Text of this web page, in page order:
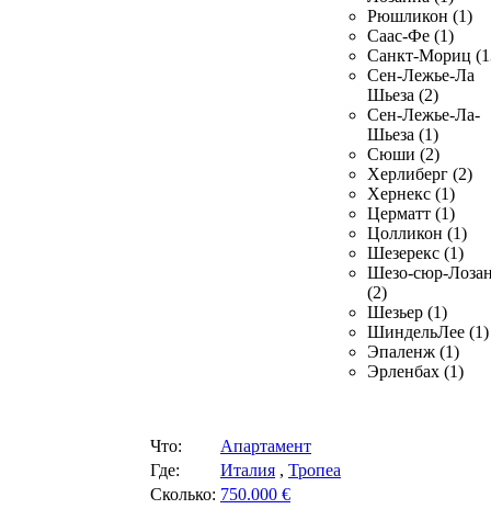
Рюшликон (1)
Саас-Фе (1)
Санкт-Мориц
Сен-Лежье-Ла
Шьеза (2)
Сен-Лежье-Ла-
Шьеза (1)
Сюши (2)
Херлиберг (2)
Хернекс (1)
Церматт (1)
Цолликон (1)
Шезерекс (1)
Шезо-сюр-
(2)
Шезьер (1)
ШиндельЛее (1)
Эпаленж (1)
Эрленбах (1)
Что:
Апартамент
Где:
Италия , Тропеа
Сколько: 750.000 €